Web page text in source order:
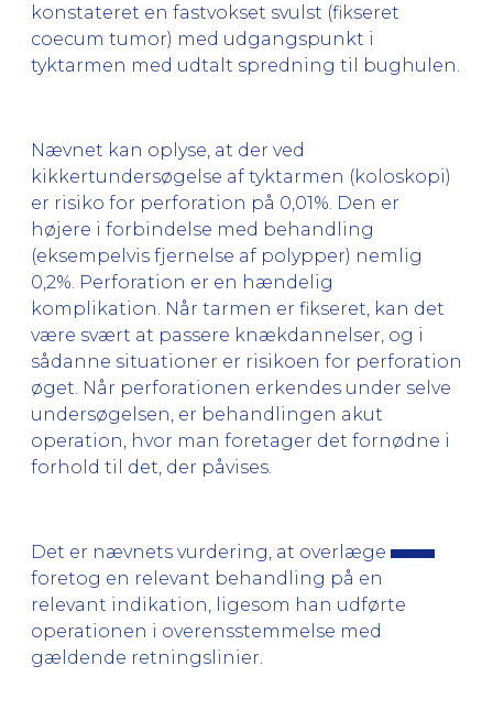
konstateret en fastvokset svulst (fikseret
coecum tumor) med udgangspunkt i
tyktarmen med udtalt spredning til bughulen.
Nævnet kan oplyse, at der ved
kikkertundersøgelse af tyktarmen (koloskopi)
er risiko for perforation på 0,01%. Den er
højere i forbindelse med behandling
(eksempelvis fjernelse af polypper) nemlig
0,2%. Perforation er en hændelig
komplikation. Når tarmen er fikseret, kan det
være svært at passere knækdannelser, og i
sådanne situationer er risikoen for perforation
øget. Når perforationen erkendes under selve
undersøgelsen, er behandlingen akut
operation, hvor man foretager det fornødne i
forhold til det, der påvises.
Det er nævnets vurdering, at overlæge
foretog en relevant behandling på en
relevant indikation, ligesom han udførte
operationen i overensstemmelse med
gældende retningslinier.